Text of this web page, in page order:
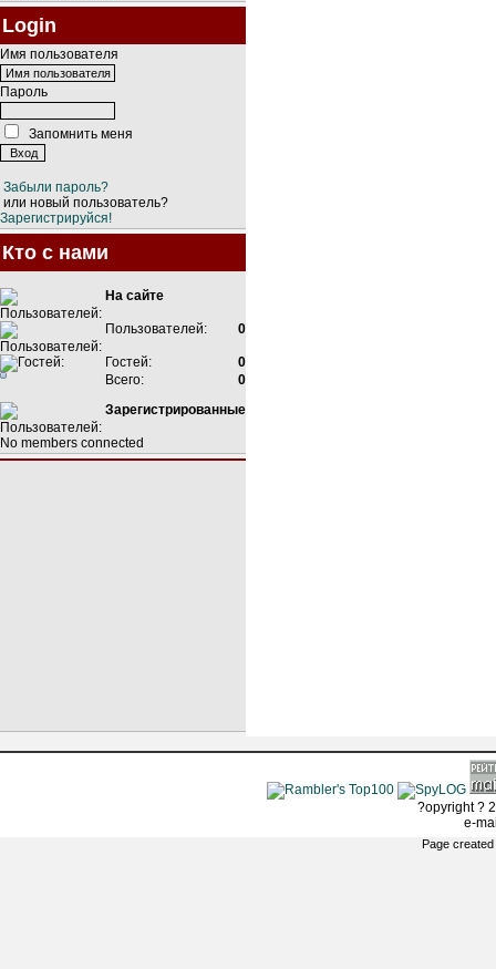
Login
Имя пользователя
Пароль
Запомнить меня
Забыли пароль?
или новый пользователь?
Зарегистрируйся!
Кто с нами
На сайте
Пользователей: 0
Гостей:
0
Всего:
0
Зарегистрированные
No members connected
?opyright ?
e-
Page